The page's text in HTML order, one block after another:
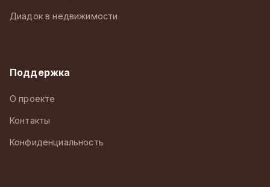
Диадок в недвижимости
Поддержка
О проекте
Контакты
Конфиденциальность